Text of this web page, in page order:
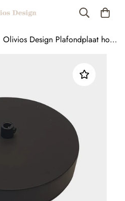
Olivios Design Plafondplaat hout zwart met bajonetsluiting voor makkelijke montage